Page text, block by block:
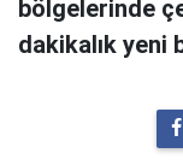
bölgelerinde
dakikalık yeni